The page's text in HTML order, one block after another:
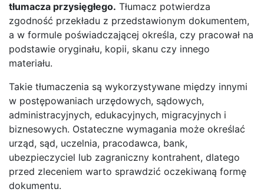
tłumacza przysięgłego. Tłumacz potwierdza
zgodność przekładu z przedstawionym dokumentem,
a w formule poświadczającej określa, czy pracował na
podstawie oryginału, kopii, skanu czy innego
materiału.
Takie tłumaczenia są wykorzystywane między innymi
w postępowaniach urzędowych, sądowych,
administracyjnych, edukacyjnych, migracyjnych i
biznesowych. Ostateczne wymagania może określać
urząd, sąd, uczelnia, pracodawca, bank,
ubezpieczyciel lub zagraniczny kontrahent, dlatego
przed zleceniem warto sprawdzić oczekiwaną formę
dokumentu.